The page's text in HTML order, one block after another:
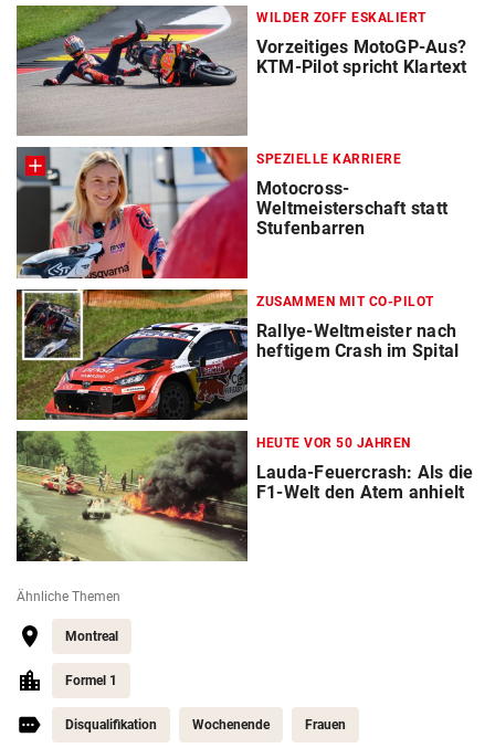
WILDER ZOFF ESKALIERT
Vorzeitiges MotoGP-Aus?
KTM-Pilot spricht Klartext
SPEZIELLE KARRIERE
Motocross-
Weltmeisterschaft statt
Stufenbarren
ZUSAMMEN MIT CO-PILOT
Rallye-Weltmeister nach
heftigem Crash im Spital
HEUTE VOR 50 JAHREN
Lauda-Feuercrash: Als die
F1-Welt den Atem anhielt
Ähnliche Themen
Montreal
Formel 1
Disqualifikation Wochenende Frauen